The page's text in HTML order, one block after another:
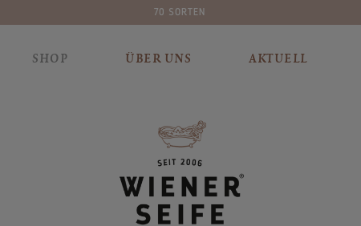
PLASTIKFREIE VERPACKUNG
SHOP ÜBER UNS AKTUELL